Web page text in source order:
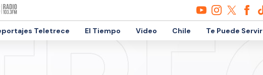
Teletrece El Tiempo Video Chile Te Puede Servir